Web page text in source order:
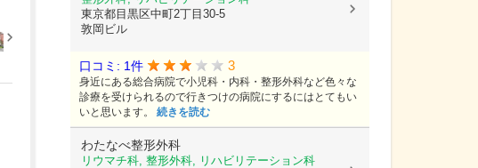
東京都目黒区中町2丁目30-5
敦岡ビル
口コミ: 1件 3
身近にある総合病院で小児科・内科・整形外科など色々な
診療を受けられるので行きつけの病院にするにはとてもい
いと思います。 続きを読む
わたなべ整形外科
リウマチ科, 整形外科, リハビリテーション科